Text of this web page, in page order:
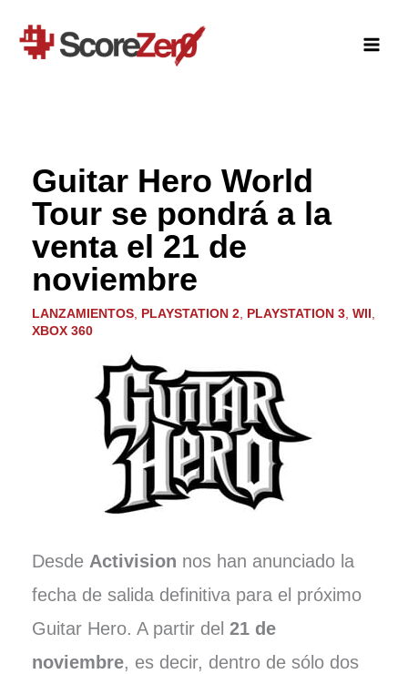
contenido
Guitar Hero World
Tour se pondrá a la
venta el 21 de
noviembre
LANZAMIENTOS, PLAYSTATION 2, PLAYSTATION 3, WII
XBOX 360
Desde Activision nos han anunciado la
fecha de salida definitiva para el próximo
Guitar Hero. A partir del 21 de
noviembre, es decir, dentro de sólo dos